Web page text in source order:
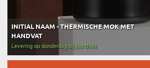
INITIAL NAAM - THERMISCHE MOK MET
HANDVAT
Levering op donderdag bij jou thuis